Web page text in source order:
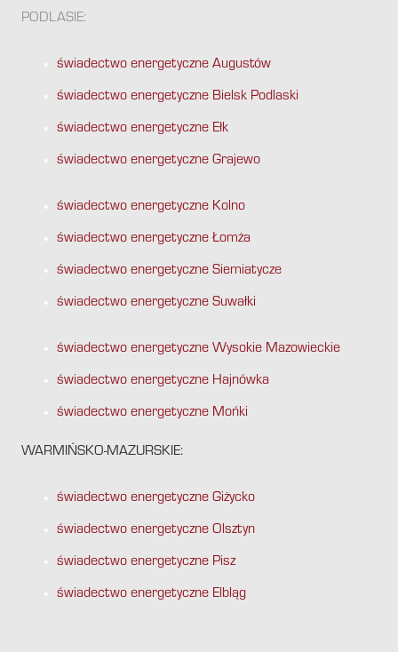
PODLASIE:
świadectwo energetyczne Augustów
świadectwo energetyczne Bielsk Podlaski
świadectwo energetyczne Ełk
świadectwo energetyczne Grajewo
świadectwo energetyczne Kolno
świadectwo energetyczne Łomża
świadectwo energetyczne Siemiatycze
świadectwo energetyczne Suwałki
świadectwo energetyczne Wysokie Mazowieckie
świadectwo energetyczne Hajnówka
świadectwo energetyczne Mońki
WARMIŃSKO-MAZURSKIE:
świadectwo energetyczne Giżycko
świadectwo energetyczne Olsztyn
świadectwo energetyczne Pisz
świadectwo energetyczne Elbląg